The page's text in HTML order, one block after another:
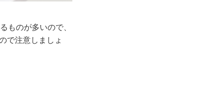
ものが多いので、
で注意しましょ